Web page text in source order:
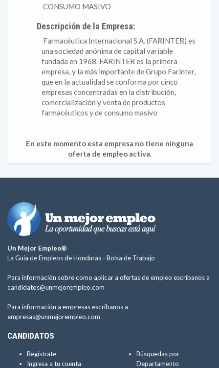
CONSUMO MASIVO
Descripción de la Empresa:
Farmacéutica Internacional S.A. (FARINTER) es
una sociedad anónima de capital variable
fundada en 1968. FARINTER es la primera
empresa, y la más importante de Grupo Farinter,
que en la actualidad se conforma por cinco
empresas concentradas en la distribución,
comercialización y venta de productos
farmacéuticos y de consumo masivo
En este momento esta empresa no tiene ninguna
oferta de empleo activa.
Un Mejor Empleo®
La Guía de Empleos de Honduras - Bolsa de Trabajo
Para información sobre como aplicar a ofertas de empleo escríbanos a
candidatos@unmejorempleo.com
Para información a empresas escríbanos a
empresas@unmejorempleo.com
CANDIDATOS
Regístrate
Ingresa a tu cuenta
Búsquedas por
Departamento